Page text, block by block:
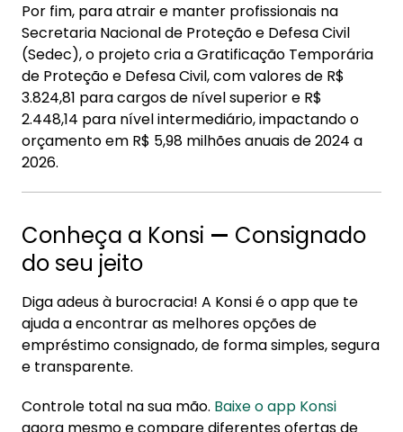
Por fim, para atrair e manter profissionais na
Secretaria Nacional de Proteção e Defesa Civil
(Sedec), o projeto cria a Gratificação Temporária
de Proteção e Defesa Civil, com valores de R$
3.824,81 para cargos de nível superior e R$
2.448,14 para nível intermediário, impactando o
orçamento em R$ 5,98 milhões anuais de 2024 a
2026.
Conheça a Konsi — Consignado
do seu jeito
Diga adeus à burocracia! A Konsi é o app que te
ajuda a encontrar as melhores opções de
empréstimo consignado, de forma simples, segura
e transparente.
Controle total na sua mão. Baixe o app Konsi